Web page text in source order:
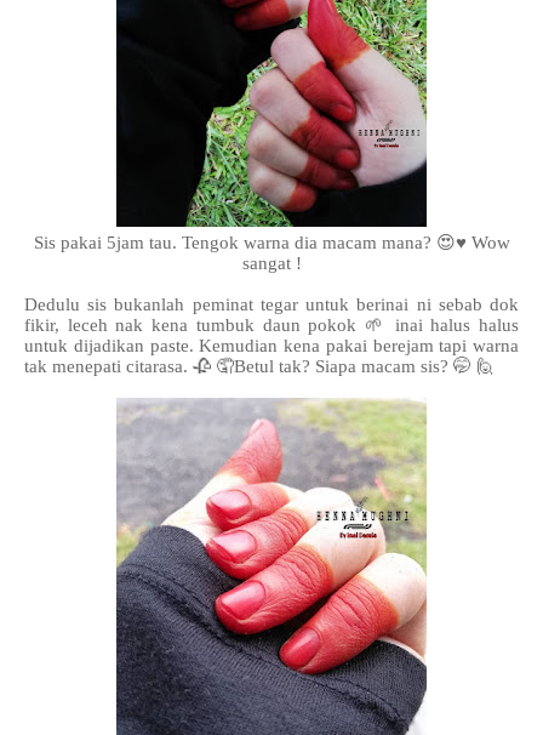
Sis pakai 5jam tau. Tengok warna dia macam mana? 😍♥️ Wow
sangat !
Dedulu sis bukanlah peminat tegar untuk berinai ni sebab dok
fikir, leceh nak kena tumbuk daun pokok 🌱 inai halus halus
untuk dijadikan paste. Kemudian kena pakai berejam tapi warna
tak menepati citarasa. 🥀 🤦Betul tak? Siapa macam sis? 🤭 🙋